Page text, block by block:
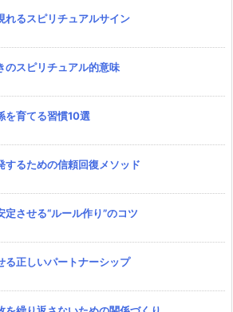
れるスピリチュアルサイン
のスピリチュアル的意味
を育てる習慣10選
するための信頼回復メソッド
させる“ルール作り”のコツ
る正しいパートナーシップ